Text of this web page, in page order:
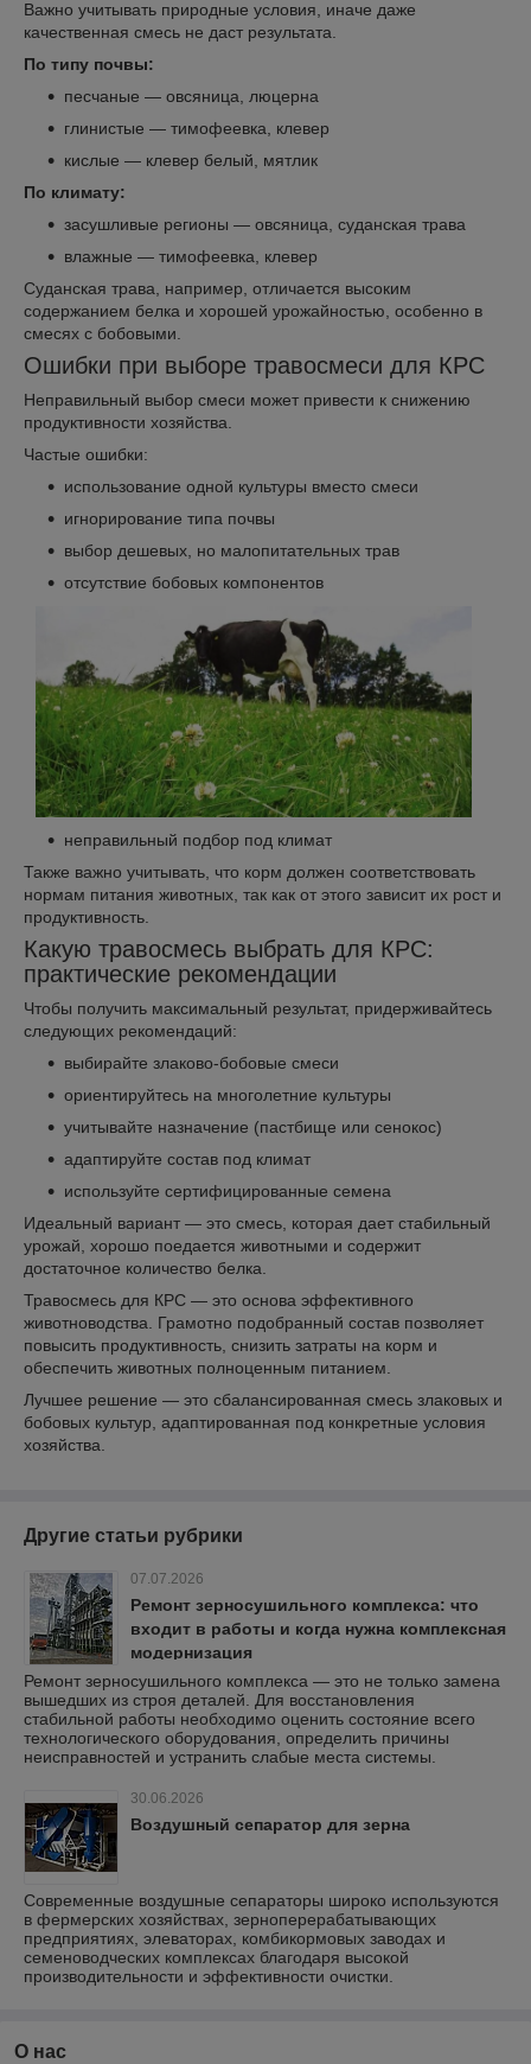
Важно учитывать природные условия, иначе даже
качественная смесь не даст результата.
По типу почвы:
песчаные — овсяница, люцерна
глинистые — тимофеевка, клевер
кислые — клевер белый, мятлик
По климату:
засушливые регионы — овсяница, суданская трава
влажные — тимофеевка, клевер
Суданская трава, например, отличается высоким
содержанием белка и хорошей урожайностью, особенно в
смесях с бобовыми.
Ошибки при выборе травосмеси для КРС
Неправильный выбор смеси может привести к снижению
продуктивности хозяйства.
Частые ошибки:
использование одной культуры вместо смеси
игнорирование типа почвы
выбор дешевых, но малопитательных трав
отсутствие бобовых компонентов
неправильный подбор под климат
Также важно учитывать, что корм должен соответствовать
нормам питания животных, так как от этого зависит их рост и
продуктивность.
Какую травосмесь выбрать для КРС:
практические рекомендации
Чтобы получить максимальный результат, придерживайтесь
следующих рекомендаций:
выбирайте злаково-бобовые смеси
ориентируйтесь на многолетние культуры
учитывайте назначение (пастбище или сенокос)
адаптируйте состав под климат
используйте сертифицированные семена
Идеальный вариант — это смесь, которая дает стабильный
урожай, хорошо поедается животными и содержит
достаточное количество белка.
Травосмесь для КРС — это основа эффективного
животноводства. Грамотно подобранный состав позволяет
повысить продуктивность, снизить затраты на корм и
обеспечить животных полноценным питанием.
Лучшее решение — это сбалансированная смесь злаковых и
бобовых культур, адаптированная под конкретные условия
хозяйства.
Другие статьи рубрики
07.07.2026
Ремонт зерносушильного комплекса: что
входит в работы и когда нужна комплексная
модернизация
Ремонт зерносушильного комплекса — это не только замена
вышедших из строя деталей. Для восстановления
стабильной работы необходимо оценить состояние всего
технологического оборудования, определить причины
неисправностей и устранить слабые места системы.
30.06.2026
Воздушный сепаратор для зерна
Современные воздушные сепараторы широко используются
в фермерских хозяйствах, зерноперерабатывающих
предприятиях, элеваторах, комбикормовых заводах и
семеноводческих комплексах благодаря высокой
производительности и эффективности очистки.
О нас